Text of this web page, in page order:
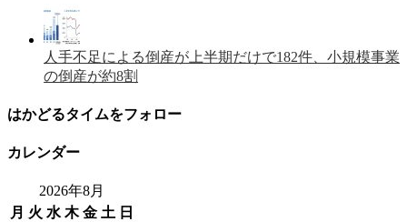
人手不足による倒産が上半期だけで182件、小規模事業
の倒産が約8割
はかどるタイムをフォロー
カレンダー
2026年8月
月 火 水 木 金 土 日